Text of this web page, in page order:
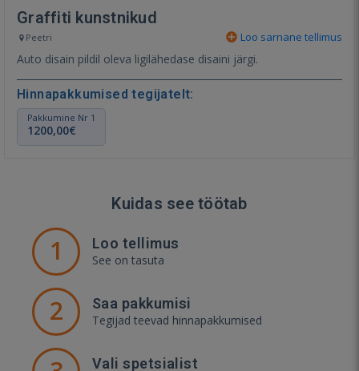
Graffiti kunstnikud
Peetri Loo sarnane tellimus
Auto disain pildil oleva ligilähedase disaini järgi.
Hinnapakkumised tegijatelt:
Pakkumine Nr 1
1200,00€
Kuidas see töötab
1 Loo tellimus
See on tasuta
2 Saa pakkumisi
Tegijad teevad hinnapakkumised
Vali spetsialist